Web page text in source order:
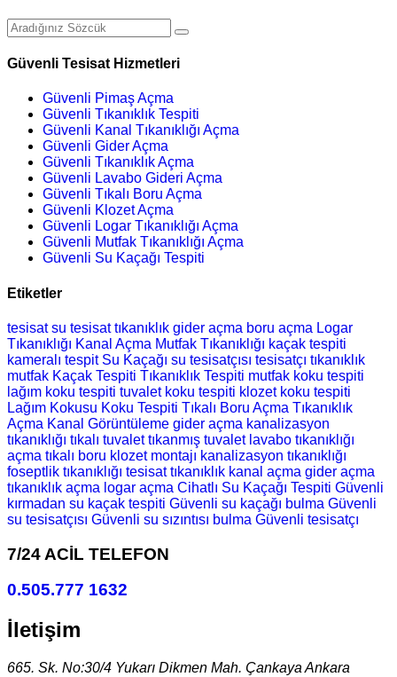
Güvenli Tesisat Hizmetleri
Güvenli Pimaş Açma
Güvenli Tıkanıklık Tespiti
Güvenli Kanal Tıkanıklığı Açma
Güvenli Gider Açma
Güvenli Tıkanıklık Açma
Güvenli Lavabo Gideri Açma
Güvenli Tıkalı Boru Açma
Güvenli Klozet Açma
Güvenli Logar Tıkanıklığı Açma
Güvenli Mutfak Tıkanıklığı Açma
Güvenli Su Kaçağı Tespiti
Etiketler
tesisatsu tesisattıkanıklık gider açma boru açma Logar
Tıkanıklığı Kanal Açma Mutfak Tıkanıklığı kaçak tespiti
kameralı tespit Su Kaçağı su tesisatçısı tesisatçı tıkanıklık
mutfak Kaçak Tespiti Tıkanıklık Tespiti mutfak koku tespiti
lağım koku tespiti tuvalet koku tespiti klozet koku tespiti
Lağım Kokusu Koku Tespiti Tıkalı Boru Açma Tıkanıklık
Açma Kanal Görüntüleme gider açma kanalizasyon
tıkanıklığı tıkalı tuvalettıkanmış tuvalet lavabo tıkanıklığı
açma tıkalı boru klozet montajı kanalizasyon tıkanıklığı
foseptlik tıkanıklığı tesisattıkanıklık kanal açma gider açma
tıkanıklık açma logar açma Cihatlı Su Kaçağı Tespiti Güvenli
kırmadan su kaçak tespiti Güvenli su kaçağı bulma Güvenli
su tesisatçısı Güvenli su sızıntısı bulma Güvenli tesisatçı
7/24 ACİL TELEFON
0.505.777 1632
İletişim
665. Sk. No:30/4 Yukarı Dikmen Mah. Çankaya Ankara